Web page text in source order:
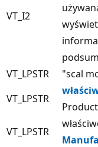
VT_I2
VT_LPSTR
"scal
VT_LPSTR
VT_LPSTR